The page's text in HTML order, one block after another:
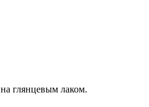
глянцевым лаком.